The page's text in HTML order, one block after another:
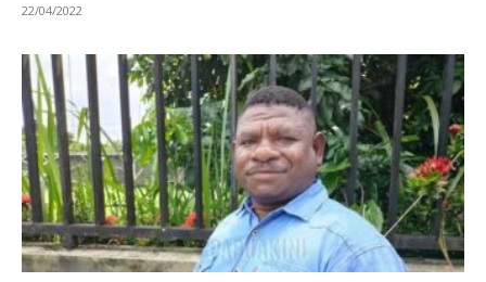
22/04/2022